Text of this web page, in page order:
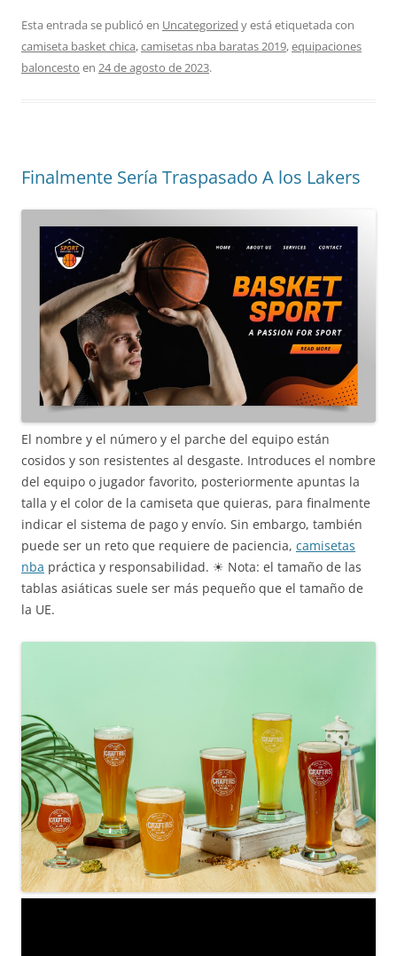
Esta entrada se publicó en Uncategorized y está etiquetada con
camiseta basket chica,camisetas nba baratas 2019,equipaciones
baloncesto en 24 de agosto de 2023.
Finalmente Sería Traspasado A los Lakers
El nombre y el número y el parche del equipo están
cosidos y son resistentes al desgaste. Introduces el nombre
del equipo o jugador favorito, posteriormente apuntas la
talla y el color de la camiseta que quieras, para finalmente
indicar el sistema de pago y envío. Sin embargo, también
puede ser un reto que requiere de paciencia, camisetas
nba práctica y responsabilidad. ☀ Nota: el tamaño de las
tablas asiáticas suele ser más pequeño que el tamaño de
la UE.